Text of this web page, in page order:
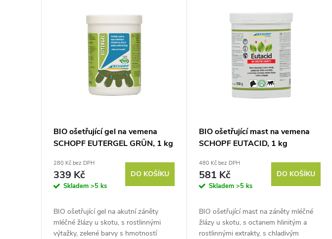
BIO ošetřující gel na vemena
SCHOPF EUTERGEL GRÜN, 1 kg
280 Kč bez DPH
339 Kč
Skladem >5 ks
DO KOŠÍKU
BIO ošetřující gel na akutní záněty
mléčné žlázy u skotu, s rostlinnými
výtažky, zelené barvy s hmotností
BIO ošetřující mast na vemena
SCHOPF EUTACID, 1 kg
480 Kč bez DPH
581 Kč
Skladem>5 ks
DO KOŠÍKU
BIO ošetřující mast na záněty mléčné
žlázy u skotu, s octanem hlinitým a
rostlinnými extrakty, s chladivým